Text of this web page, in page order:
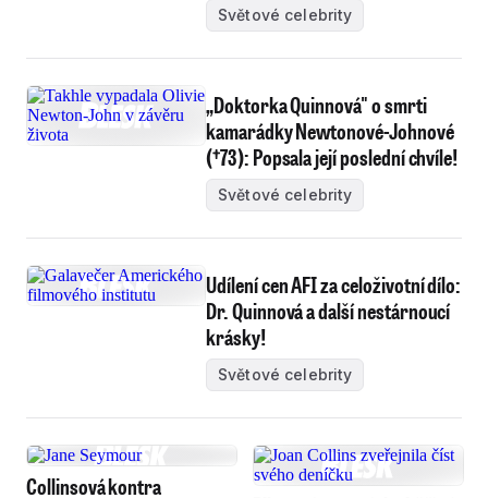
Světové celebrity
„Doktorka Quinnová" o smrti
kamarádky Newtonové-Johnové
(†73): Popsala její poslední chvíle!
Světové celebrity
Udílení cen AFI za celoživotní dílo:
Dr. Quinnová a další nestárnoucí
krásky!
Světové celebrity
Collinsová kontra